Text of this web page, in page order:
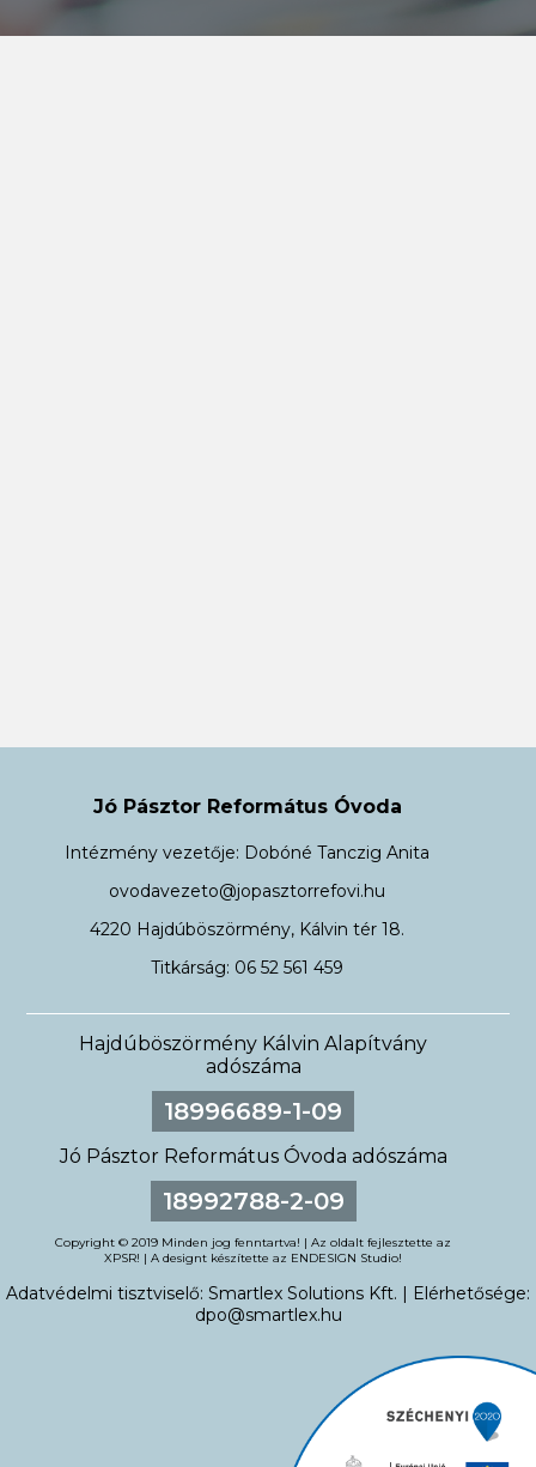
Jó Pásztor Református Óvoda
Intézmény vezetője: Dobóné Tanczig Anita
ovodavezeto@jopasztorrefovi.hu
4220 Hajdúböszörmény, Kálvin tér 18.
Titkárság: 06 52 561 459
Hajdúböszörmény Kálvin Alapítvány
adószáma
18996689-1-09
Jó Pásztor Református Óvoda adószáma
18992788-2-09
Copyright © 2019 Minden jog fenntartva! | Az oldalt fejlesztette az
XPSR! | A designt készítette az ENDESIGN Studio!
Adatvédelmi tisztviselő: Smartlex Solutions Kft. | Elérhetősége:
dpo@smartlex.hu